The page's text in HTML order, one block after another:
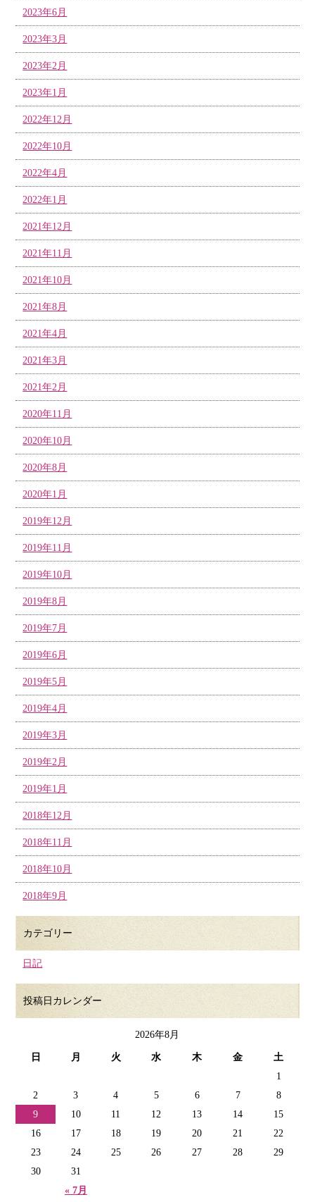
2023年6月
2023年3月
2023年2月
2023年1月
2022年12月
2022年10月
2022年4月
2022年1月
2021年12月
2021年11月
2021年10月
2021年8月
2021年4月
2021年3月
2021年2月
2020年11月
2020年10月
2020年8月
2020年1月
2019年12月
2019年11月
2019年10月
2019年8月
2019年7月
2019年6月
2019年5月
2019年4月
2019年3月
2019年2月
2019年1月
2018年12月
2018年11月
2018年10月
2018年9月
カテゴリー
日記
投稿日カレンダー
2026年8月
日 月 火 水 木 金 土
« 7月
1
2
3 4 5 6 7
8
9
10 11 12 13 14
15
16
17 18 19 20 21
22
23
24 25 26 27 28
29
30
31